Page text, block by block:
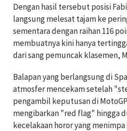
Dengan hasil tersebut posisi
langsung melesat tajam ke
sementara dengan raihan 116
membuatnya kini hanya
dari sang pemuncak klasemen,
Balapan yang berlangsung di
atmosfer mencekam setelah
pengambil keputusan di
mengibarkan "red flag" hingga
kecelakaan horor yang